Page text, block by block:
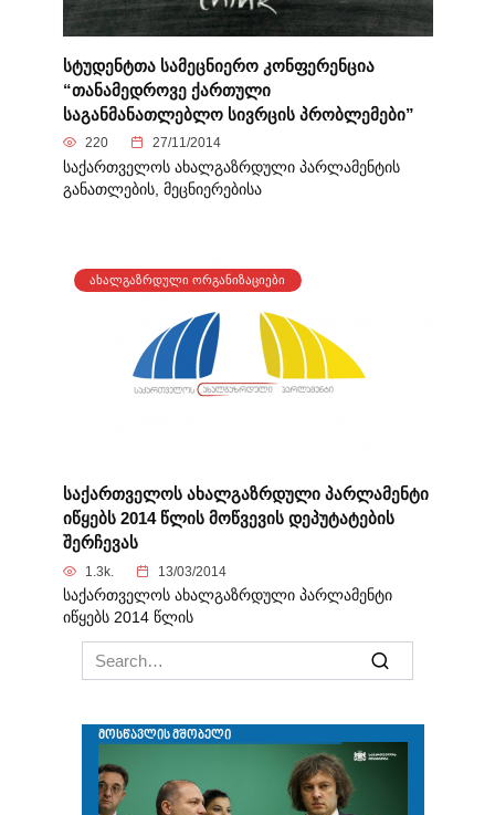
სტუდენტთა სამეცნიერო კონფერენცია
“თანამედროვე ქართული
საგანმანათლებლო სივრცის პრობლემები”
220 27/11/2014
საქართველოს ახალგაზრდული პარლამენტის
განათლების, მეცნიერებისა
ᲐᲮᲐᲚᲒᲐᲖᲠᲓᲣᲚᲘ ᲝᲠᲒᲐᲜᲘᲖᲐᲪᲘᲔᲑᲘ
საქართველოს ახალგაზრდული პარლამენტი
იწყებს 2014 წლის მოწვევის დეპუტატების
შერჩევას
1.3k. 13/03/2014
საქართველოს ახალგაზრდული პარლამენტი
იწყებს 2014 წლის
Search
for: